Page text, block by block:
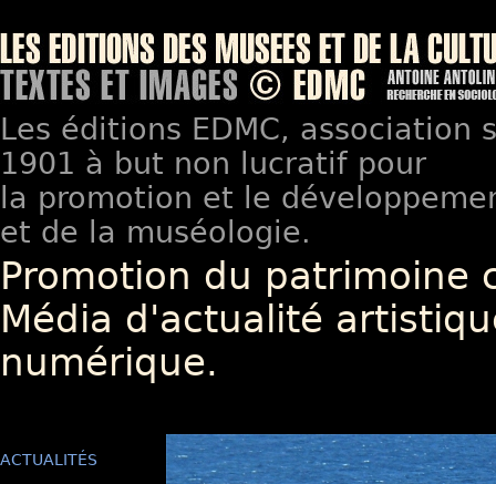
Les éditions EDMC, association
1901 à but non lucratif pour
la promotion et le
et de la muséologie.
Promotion du patrimoine
Média d'actualité
numérique.
ACTUALITÉS